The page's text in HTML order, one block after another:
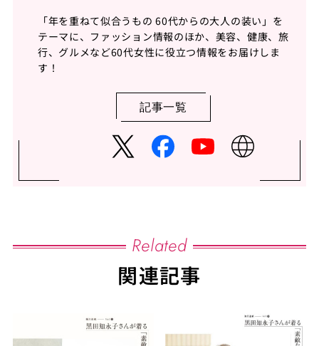
「年を重ねて似合うもの 60代からの大人の装い」を
テーマに、ファッション情報のほか、美容、健康、旅
行、グルメなど60代女性に役立つ情報をお届けしま
す！
記事一覧
Related
関連記事